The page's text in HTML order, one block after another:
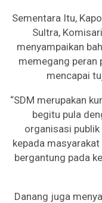
Sementara Itu,
Sultra,
menyampaikan
memegang peran
mencapai
“SDM merupakan
begitu pula
organisasi
kepada
bergantung pada
Danang juga